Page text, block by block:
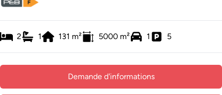
2 1 131 m² 5000 m² 1 5
Demande d'informations